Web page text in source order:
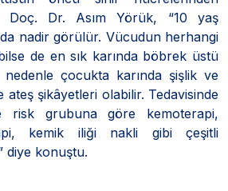
Doç. Dr. Asım Yörük, “10 yaş
nadir görülür. Vücudun herhangi
de en sık karında böbrek üstü
çocukta karında şişlik ve
ateş şikâyetleri olabilir. Tedavisinde
risk grubuna göre kemoterapi,
kemik iliği nakli gibi çeşitli
diye konuştu.